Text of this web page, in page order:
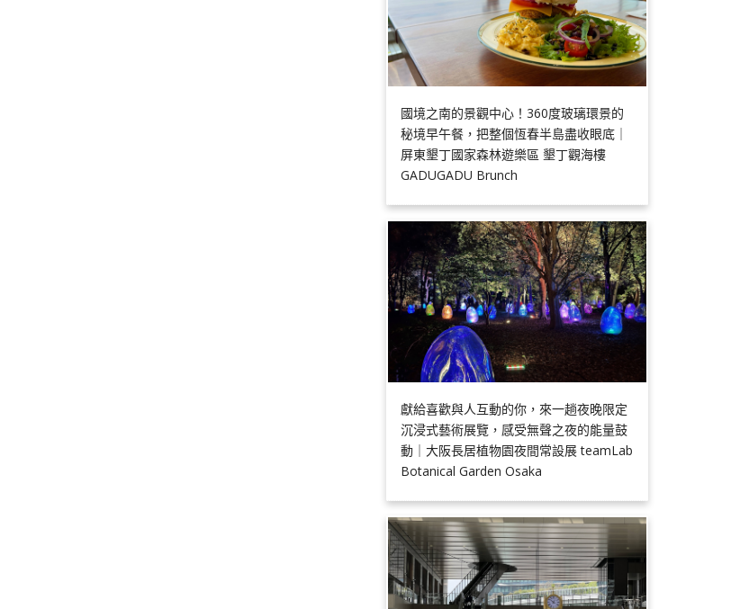
國境之南的景觀中心！360度玻璃環景的
秘境早午餐，把整個恆春半島盡收眼底｜
屏東墾丁國家森林遊樂區 墾丁觀海樓
GADUGADU Brunch
獻給喜歡與人互動的你，來一趟夜晚限定
沉浸式藝術展覽，感受無聲之夜的能量鼓
動｜大阪長居植物園夜間常設展 teamLab
Botanical Garden Osaka